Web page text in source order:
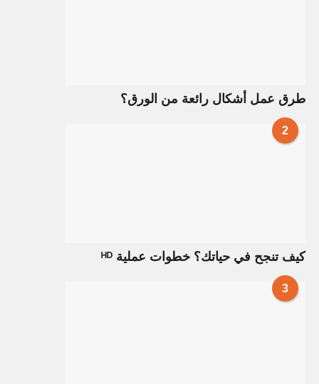
طرق عمل أشكال رائعة من الورق؟
2
كيف تنجح في حياتك؟ خطوات عملية ᴴᴰ
3